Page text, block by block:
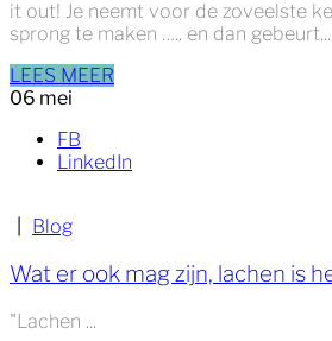
it out! Je neemt voor de zoveelste
sprong te maken ….. en dan gebeurt...
LEES MEER
06 mei
FB
LinkedIn
Blog
Wat er ook mag zijn, lachen is
"Lachen ...